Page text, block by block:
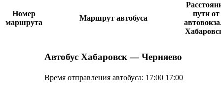
Номер
маршрута
Маршрут автобуса
пути от
Автобус Хабаровск — Черняево
Время отправления автобуса: 17:00 17:00